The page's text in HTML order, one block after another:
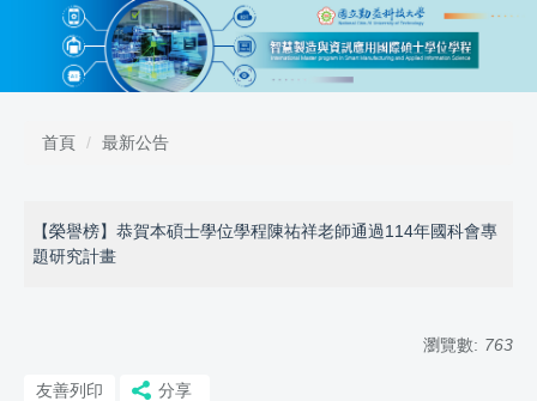
要
首頁 最新公告
【榮譽榜】恭賀本碩士學位學程陳祐祥老師通過114年國科會專
題研究計畫
瀏覽數: 763
友善列印 分享